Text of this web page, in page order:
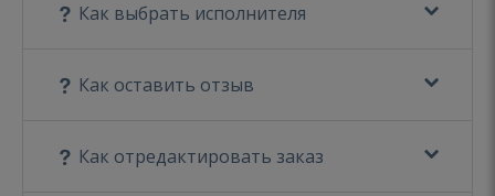
Как выбрать исполнителя
Как оставить отзыв
Как отредактировать заказ